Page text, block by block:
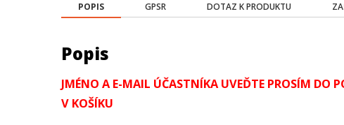
POPIS GPSR DOTAZ K PRODUKTU
Popis
JMÉNO A E-MAIL ÚČASTNÍKA UVEĎTE PROSÍM DO
V KOŠÍKU